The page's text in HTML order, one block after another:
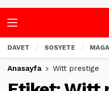
DAVET SOSYETE
Anasayfa Witt prestige